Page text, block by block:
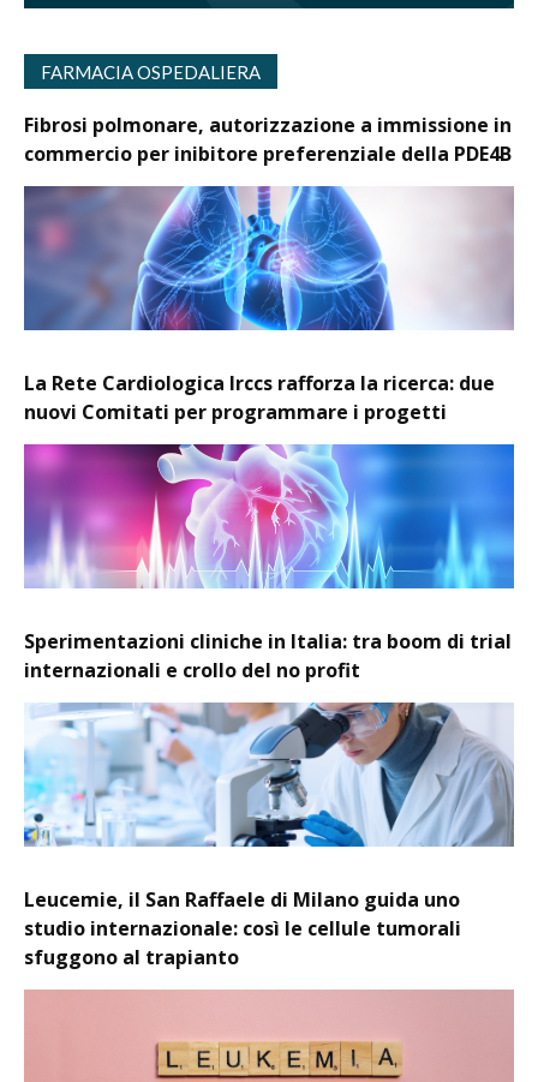
FARMACIA OSPEDALIERA
Fibrosi polmonare, autorizzazione a immissione in
commercio per inibitore preferenziale della PDE4B
La Rete Cardiologica Irccs rafforza la ricerca: due
nuovi Comitati per programmare i progetti
Sperimentazioni cliniche in Italia: tra boom di trial
internazionali e crollo del no profit
Leucemie, il San Raffaele di Milano guida uno
studio internazionale: così le cellule tumorali
sfuggono al trapianto